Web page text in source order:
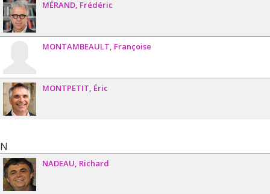
MÉRAND Frédéric
MONTAMBEAULT Françoise
MONTPETIT Éric
N
NADEAU Richard